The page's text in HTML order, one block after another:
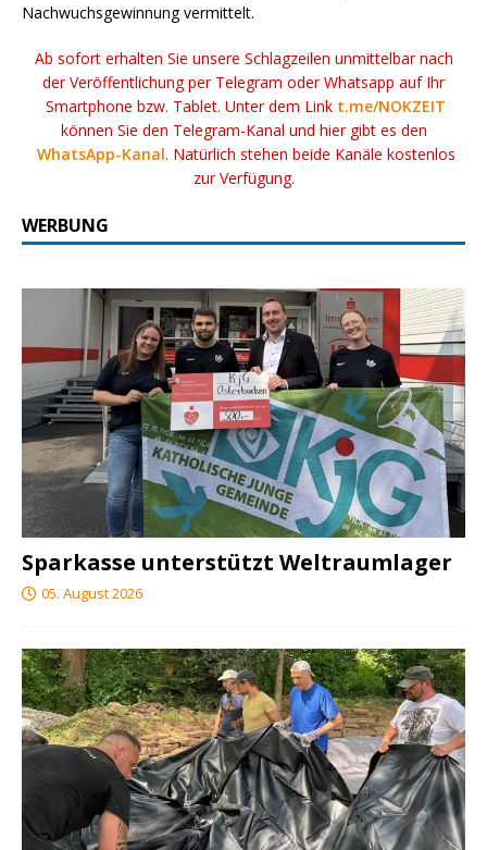
Nachwuchsgewinnung vermittelt.
Ab sofort erhalten Sie unsere Schlagzeilen unmittelbar nach
der Veröffentlichung per Telegram oder Whatsapp auf Ihr
Smartphone bzw. Tablet. Unter dem Link t.me/NOKZEIT
können Sie den Telegram-Kanal und hier gibt es den
WhatsApp-Kanal. Natürlich stehen beide Kanäle kostenlos
zur Verfügung.
WERBUNG
Sparkasse unterstützt Weltraumlager
05. August 2026